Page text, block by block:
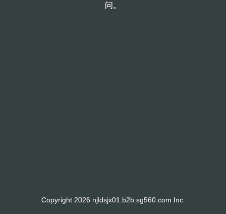
问。
Copyright 2026 njldsjx01.b2b.sg560.com Inc.
问。
Copyright 2026 njldsjx01.b2b.sg560.com Inc.